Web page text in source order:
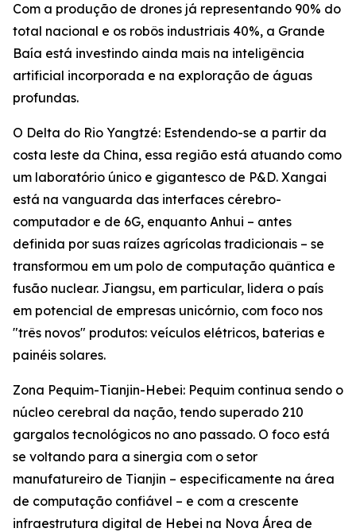
Com a produção de drones já representando 90% do
total nacional e os robôs industriais 40%, a Grande
Baía está investindo ainda mais na inteligência
artificial incorporada e na exploração de águas
profundas.
O Delta do Rio Yangtzé: Estendendo-se a partir da
costa leste da China, essa região está atuando como
um laboratório único e gigantesco de P&D. Xangai
está na vanguarda das interfaces cérebro-
computador e de 6G, enquanto Anhui – antes
definida por suas raízes agrícolas tradicionais – se
transformou em um polo de computação quântica e
fusão nuclear. Jiangsu, em particular, lidera o país
em potencial de empresas unicórnio, com foco nos
"três novos" produtos: veículos elétricos, baterias e
painéis solares.
Zona Pequim-Tianjin-Hebei: Pequim continua sendo o
núcleo cerebral da nação, tendo superado 210
gargalos tecnológicos no ano passado. O foco está
se voltando para a sinergia com o setor
manufatureiro de Tianjin – especificamente na área
de computação confiável – e com a crescente
infraestrutura digital de Hebei na Nova Área de